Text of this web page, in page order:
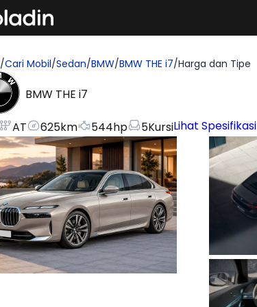
/Cari Mobil/Sedan/BMW/BMW THE i7/Harga dan Tipe
BMW THE i7
AT 625km 544hp 5KursiLihat Spesifikasi